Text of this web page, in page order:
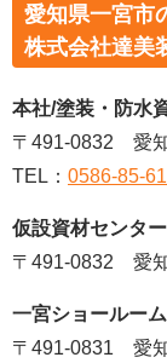
愛知県一宮市
株式会社達美
本社/塗装・防水
〒491-0832 愛
TEL： 0586-85-
仮設資材センター
〒491-0832 愛
一宮ショールーム
〒491-0831 愛